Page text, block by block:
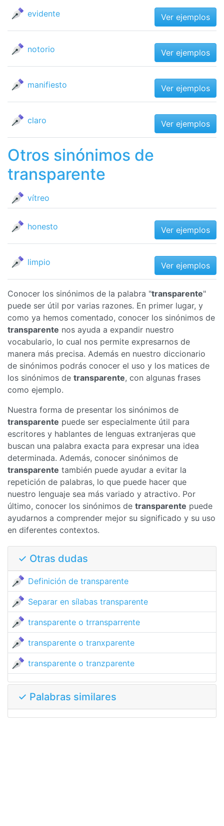
evidente Ver ejemplos
notorio Ver ejemplos
manifiesto Ver ejemplos
claro Ver ejemplos
Otros sinónimos de
transparente
vítreo
honesto Ver ejemplos
limpio Ver ejemplos
Conocer los sinónimos de la palabra "transparente"
puede ser útil por varias razones. En primer lugar, y
como ya hemos comentado, conocer los sinónimos de
transparente nos ayuda a expandir nuestro
vocabulario, lo cual nos permite expresarnos de
manera más precisa. Además en nuestro diccionario
de sinónimos podrás conocer el uso y los matices de
los sinónimos de transparente, con algunas frases
como ejemplo.
Nuestra forma de presentar los sinónimos de
transparente puede ser especialmente útil para
escritores y hablantes de lenguas extranjeras que
buscan una palabra exacta para expresar una idea
determinada. Además, conocer sinónimos de
transparente también puede ayudar a evitar la
repetición de palabras, lo que puede hacer que
nuestro lenguaje sea más variado y atractivo. Por
último, conocer los sinónimos de transparente puede
ayudarnos a comprender mejor su significado y su uso
en diferentes contextos.
✓ Otras dudas
Definición de transparente
Separar en sílabas transparente
transparente o trransparrente
transparente o tranxparente
transparente o tranzparente
✓ Palabras similares